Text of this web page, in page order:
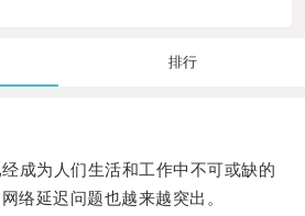
排行
为人们生活和工作中不可或缺的
络延迟问题也越来越突出。